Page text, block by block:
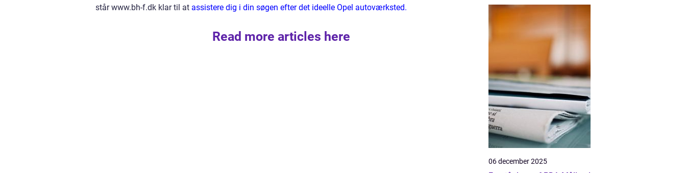
står www.bh-f.dk klar til at assistere dig i din søgen efter det ideelle Opel autoværksted.
Read more articles here
06 december 2025